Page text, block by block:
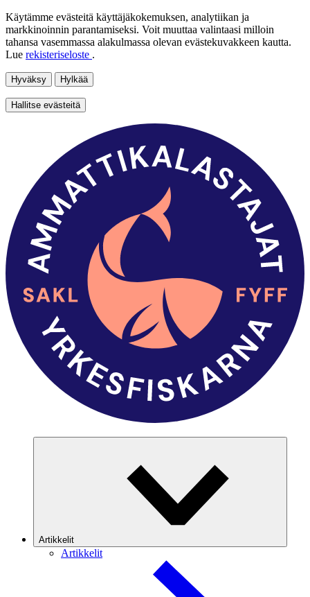
Käytämme evästeitä käyttäjäkokemuksen, analytiikan ja
markkinoinnin parantamiseksi. Voit muuttaa valintaasi milloin
tahansa vasemmassa alakulmassa olevan evästekuvakkeen kautta.
Lue rekisteriseloste .
Hyväksy Hylkää
Hallitse evästeitä
Artikkelit
Artikkelit